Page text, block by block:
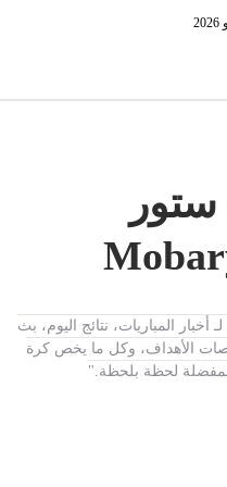
ستور
المباريات، نتائج اليوم، بث
الأهداف، وكل ما يخص كرة
لحظة بلحظة."